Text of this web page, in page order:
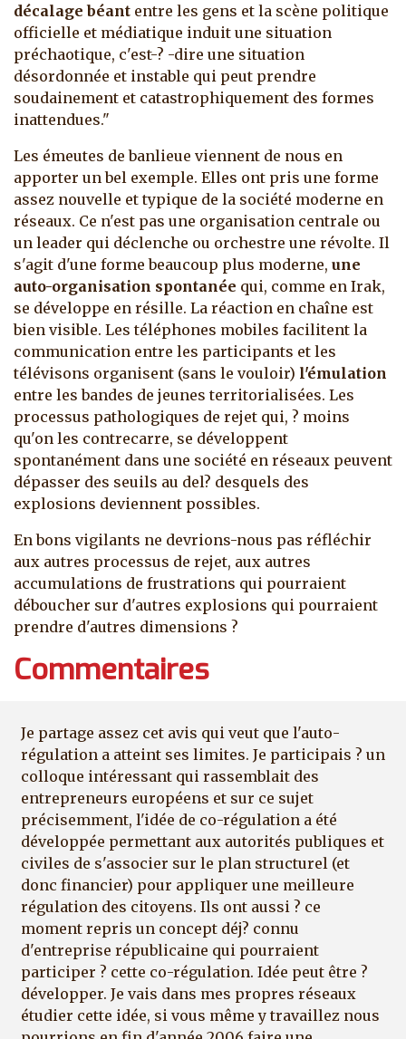
décalage béant entre les gens et la scène politique
officielle et médiatique induit une situation
préchaotique, c'est-? -dire une situation
désordonnée et instable qui peut prendre
soudainement et catastrophiquement des formes
inattendues."
Les émeutes de banlieue viennent de nous en
apporter un bel exemple. Elles ont pris une forme
assez nouvelle et typique de la société moderne en
réseaux. Ce n'est pas une organisation centrale ou
un leader qui déclenche ou orchestre une révolte. Il
s'agit d'une forme beaucoup plus moderne, une
auto-organisation spontanée qui, comme en Irak,
se développe en résille. La réaction en chaîne est
bien visible. Les téléphones mobiles facilitent la
communication entre les participants et les
télévisons organisent (sans le vouloir) l'émulation
entre les bandes de jeunes territorialisées. Les
processus pathologiques de rejet qui, ? moins
qu'on les contrecarre, se développent
spontanément dans une société en réseaux peuvent
dépasser des seuils au del? desquels des
explosions deviennent possibles.
En bons vigilants ne devrions-nous pas réfléchir
aux autres processus de rejet, aux autres
accumulations de frustrations qui pourraient
déboucher sur d'autres explosions qui pourraient
prendre d'autres dimensions ?
Commentaires
Je partage assez cet avis qui veut que l'auto-
régulation a atteint ses limites. Je participais ? un
colloque intéressant qui rassemblait des
entrepreneurs européens et sur ce sujet
précisemment, l'idée de co-régulation a été
développée permettant aux autorités publiques et
civiles de s'associer sur le plan structurel (et
donc financier) pour appliquer une meilleure
régulation des citoyens. Ils ont aussi ? ce
moment repris un concept déj? connu
d'entreprise républicaine qui pourraient
participer ? cette co-régulation. Idée peut être ?
développer. Je vais dans mes propres réseaux
étudier cette idée, si vous même y travaillez nous